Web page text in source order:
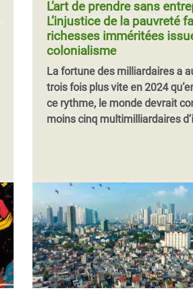
L’art de prendre sans
L’injustice de la pauvreté
richesses imméritées
colonialisme
La fortune des milliardaires a
trois fois plus vite en 2024
ce rythme, le monde devrait
moins cinq multimilliardaires